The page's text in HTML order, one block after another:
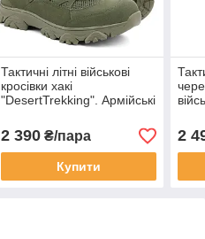
Тактичні літні військові
кросівки хакі
"DesertTrekking". Армійські
Wolf original
2 390₴/пара
Купити
2